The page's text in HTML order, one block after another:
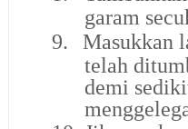
garam
9.
Masukkan
telah
demi